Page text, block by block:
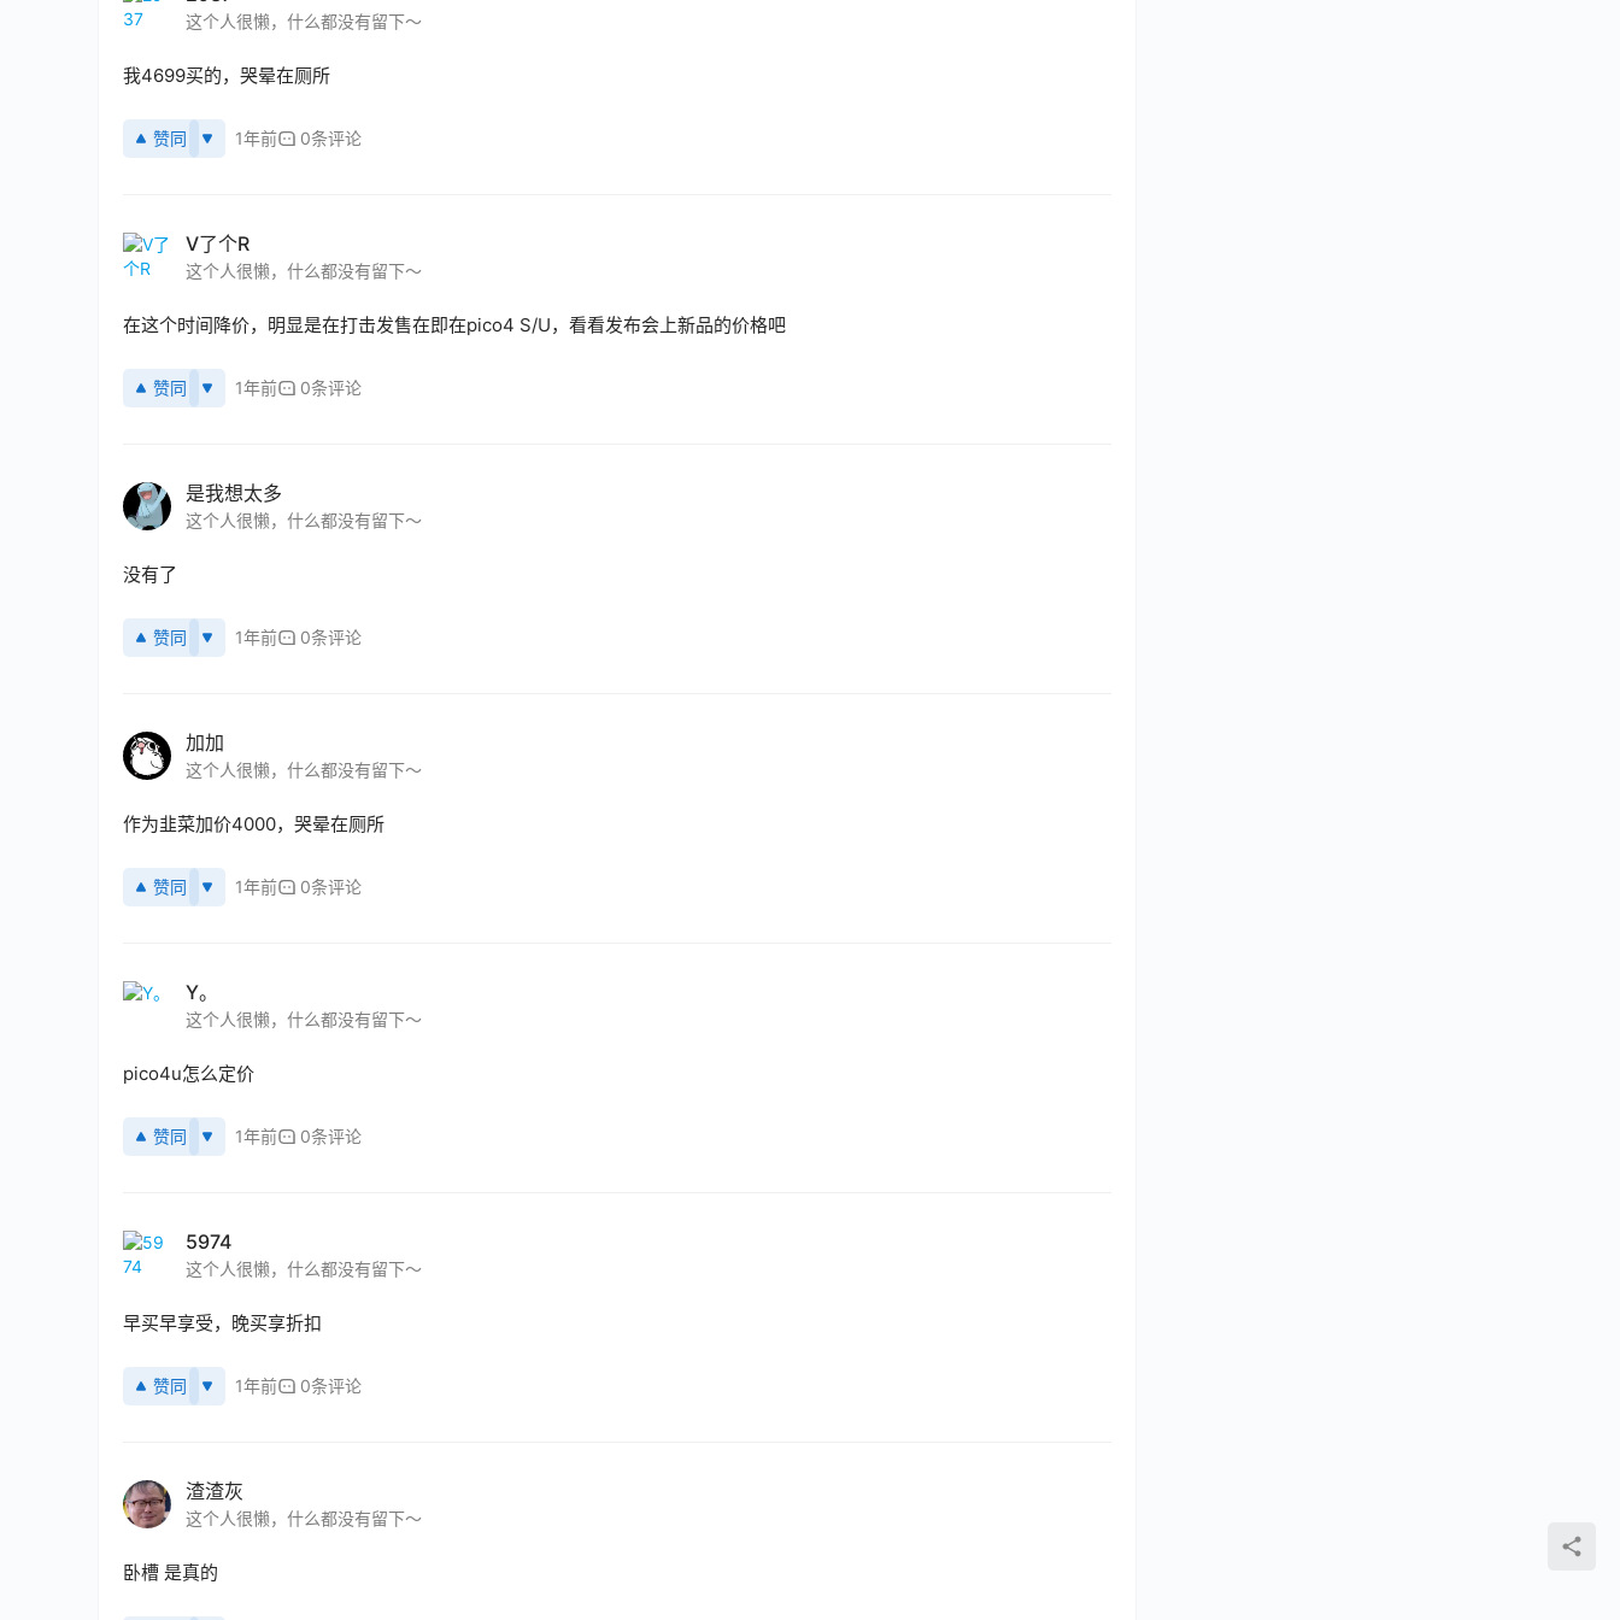
这个人很懒，什么都没有留下～
我4699买的，哭晕在厕所
赞同 1年前 0条评论
V了个R
这个人很懒，什么都没有留下～
在这个时间降价，明显是在打击发售在即在pico4 S/U，看看发布会上新品的价格吧
赞同 1年前 0条评论
是我想太多
这个人很懒，什么都没有留下～
没有了
赞同 1年前 0条评论
加加
这个人很懒，什么都没有留下～
作为韭菜加价4000，哭晕在厕所
赞同 1年前 0条评论
Y。
这个人很懒，什么都没有留下～
pico4u怎么定价
赞同 1年前 0条评论
5974
这个人很懒，什么都没有留下～
早买早享受，晚买享折扣
赞同 1年前 0条评论
渣渣灰
这个人很懒，什么都没有留下～
卧槽 是真的